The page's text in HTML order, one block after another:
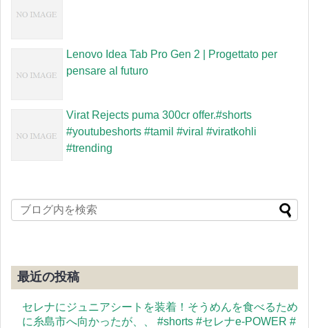
Lenovo Idea Tab Pro Gen 2 | Progettato per
pensare al futuro
Virat Rejects puma 300cr offer.#shorts
#youtubeshorts #tamil #viral #viratkohli
#trending
最近の投稿
セレナにジュニアシートを装着！そうめんを食べるため
に糸島市へ向かったが、、 #shorts #セレナe-POWER #